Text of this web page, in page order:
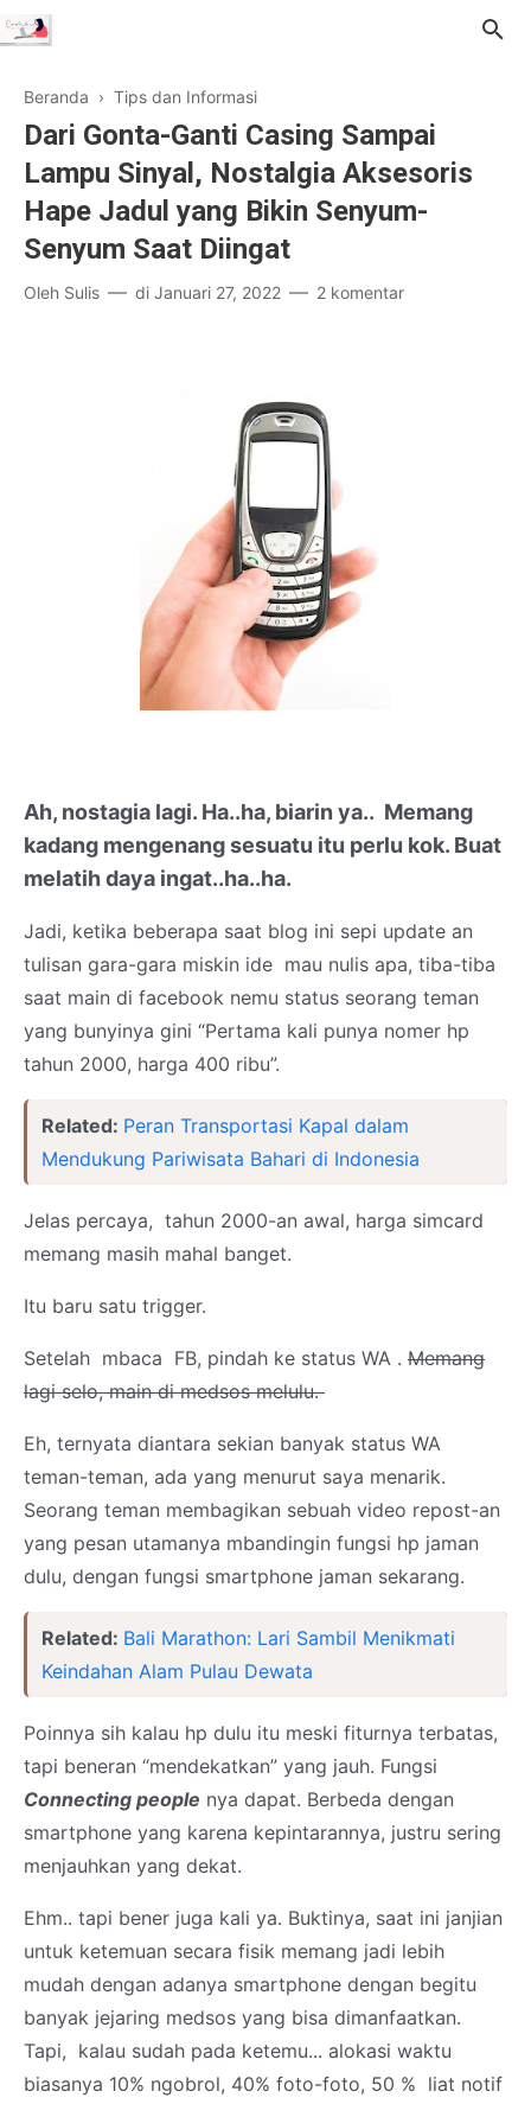
Beranda › Tips dan Informasi
Dari Gonta-Ganti Casing Sampai
Lampu Sinyal, Nostalgia Aksesoris
Hape Jadul yang Bikin Senyum-
Senyum Saat Diingat
Oleh Sulis di Januari 27, 2022 2 komentar
Ah, nostagia lagi. Ha..ha, biarin ya.. Memang
kadang mengenang sesuatu itu perlu kok. Buat
melatih daya ingat..ha..ha.
Jadi, ketika beberapa saat blog ini sepi update an
tulisan gara-gara miskin ide mau nulis apa, tiba-tiba
saat main di facebook nemu status seorang teman
yang bunyinya gini “Pertama kali punya nomer hp
tahun 2000, harga 400 ribu”.
Related: Peran Transportasi Kapal dalam
Mendukung Pariwisata Bahari di Indonesia
Jelas percaya, tahun 2000-an awal, harga simcard
memang masih mahal banget.
Itu baru satu trigger.
Setelah mbaca FB, pindah ke status WA . Memang
lagi selo, main di medsos melulu.
Eh, ternyata diantara sekian banyak status WA
teman-teman, ada yang menurut saya menarik.
Seorang teman membagikan sebuah video repost-an
yang pesan utamanya mbandingin fungsi hp jaman
dulu, dengan fungsi smartphone jaman sekarang.
Related: Bali Marathon: Lari Sambil Menikmati
Keindahan Alam Pulau Dewata
Poinnya sih kalau hp dulu itu meski fiturnya terbatas,
tapi beneran “mendekatkan” yang jauh. Fungsi
Connecting people nya dapat. Berbeda dengan
smartphone yang karena kepintarannya, justru sering
menjauhkan yang dekat.
Ehm.. tapi bener juga kali ya. Buktinya, saat ini janjian
untuk ketemuan secara fisik memang jadi lebih
mudah dengan adanya smartphone dengan begitu
banyak jejaring medsos yang bisa dimanfaatkan.
Tapi, kalau sudah pada ketemu... alokasi waktu
biasanya 10% ngobrol, 40% foto-foto, 50 % liat notif